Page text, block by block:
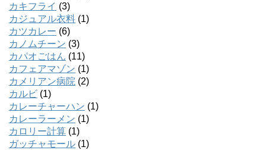
カキフライ (3)
カジュアル衣料 (1)
カツカレー (6)
カノムチーン (3)
カパオごはん (11)
カフェアマゾン (1)
カメリアン病院 (2)
カルビ (1)
カレーチャーハン (1)
カレーラーメン (1)
カロリー計算 (1)
ガッチャモール (1)